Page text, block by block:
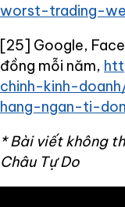
worst-trading-
[25] Google,
đồng mỗi năm,
chinh-kinh-
hang-ngan-ti-
* Bài viết không
Châu Tự Do